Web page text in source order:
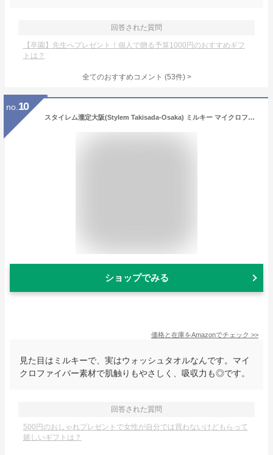
回答された質問
【卒園】先生へプレゼント！個人で贈る予算1000円のおすすめギフ
トは？
全てのおすすめコメント (53件) >
no. 10
スタイレム瀧定大阪(Stylem Takisada-Osaka) ミルキー マイクロファイバーやわらかタオル ウォッシュタオル PK1051
ショップでみる
価格と在庫をAmazonでチェック >>
見た目はミルキーで、実はウォッシュタオルなんです。マイ
クロファイバー素材で肌触りもやさしく、吸収力も◎です。
回答された質問
500円のおしゃれプレゼントで女性が自分では買わないけどもらって
嬉しいギフトは？